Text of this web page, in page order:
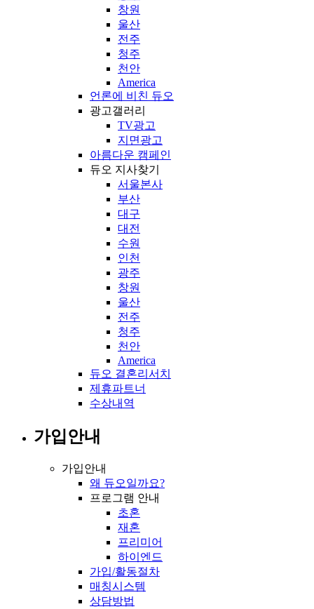
창원
울산
전주
청주
천안
America
언론에 비친 듀오
광고갤러리
TV광고
지면광고
아름다운 캠페인
듀오 지사찾기
서울본사
부산
대구
대전
수원
인천
광주
창원
울산
전주
청주
천안
America
듀오 결혼리서치
제휴파트너
수상내역
가입안내
가입안내
왜 듀오일까요?
프로그램 안내
초혼
재혼
프리미어
하이엔드
가입/활동절차
매칭시스템
상담방법